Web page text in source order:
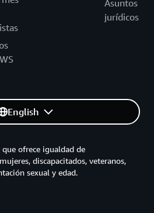
Asuntos
jurídicos
English
ofrece igualdad de
discapacitados, veteranos,
sexual y edad.